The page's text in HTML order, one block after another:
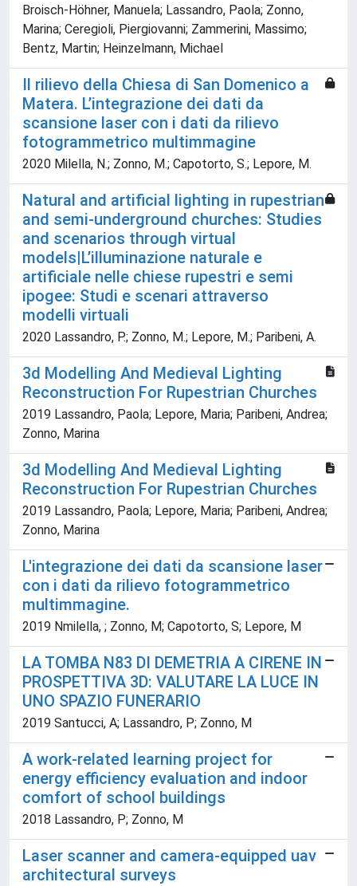
Broisch-Höhner, Manuela; Lassandro, Paola; Zonno,
Marina; Ceregioli, Piergiovanni; Zammerini, Massimo;
Bentz, Martin; Heinzelmann, Michael
Il rilievo della Chiesa di San Domenico a
Matera. L’integrazione dei dati da
scansione laser con i dati da rilievo
fotogrammetrico multimmagine
2020 Milella, N.; Zonno, M.; Capotorto, S.; Lepore, M.
Natural and artificial lighting in rupestrian
and semi-underground churches: Studies
and scenarios through virtual
models|L’illuminazione naturale e
artificiale nelle chiese rupestri e semi
ipogee: Studi e scenari attraverso
modelli virtuali
2020 Lassandro, P.; Zonno, M.; Lepore, M.; Paribeni, A.
3d Modelling And Medieval Lighting
Reconstruction For Rupestrian Churches
2019 Lassandro, Paola; Lepore, Maria; Paribeni, Andrea;
Zonno, Marina
3d Modelling And Medieval Lighting
Reconstruction For Rupestrian Churches
2019 Lassandro, Paola; Lepore, Maria; Paribeni, Andrea;
Zonno, Marina
L'integrazione dei dati da scansione laser
con i dati da rilievo fotogrammetrico
multimmagine.
2019 Nmilella, ; Zonno, M; Capotorto, S; Lepore, M
LA TOMBA N83 DI DEMETRIA A CIRENE IN
PROSPETTIVA 3D: VALUTARE LA LUCE IN
UNO SPAZIO FUNERARIO
2019 Santucci, A; Lassandro, P; Zonno, M
A work-related learning project for
energy efficiency evaluation and indoor
comfort of school buildings
2018 Lassandro, P; Zonno, M
Laser scanner and camera-equipped uav
architectural surveys